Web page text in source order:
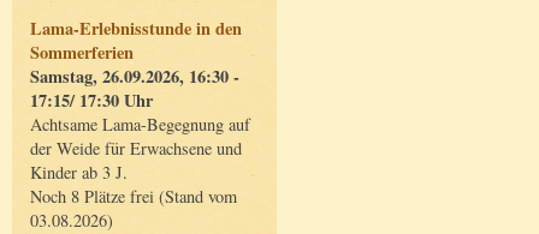
Lama-Erlebnisstunde in den
Sommerferien
Samstag, 26.09.2026, 16:30 -
17:15/ 17:30 Uhr
Achtsame Lama-Begegnung auf
der Weide für Erwachsene und
Kinder ab 3 J.
Noch 8 Plätze frei (Stand vom
03.08.2026)